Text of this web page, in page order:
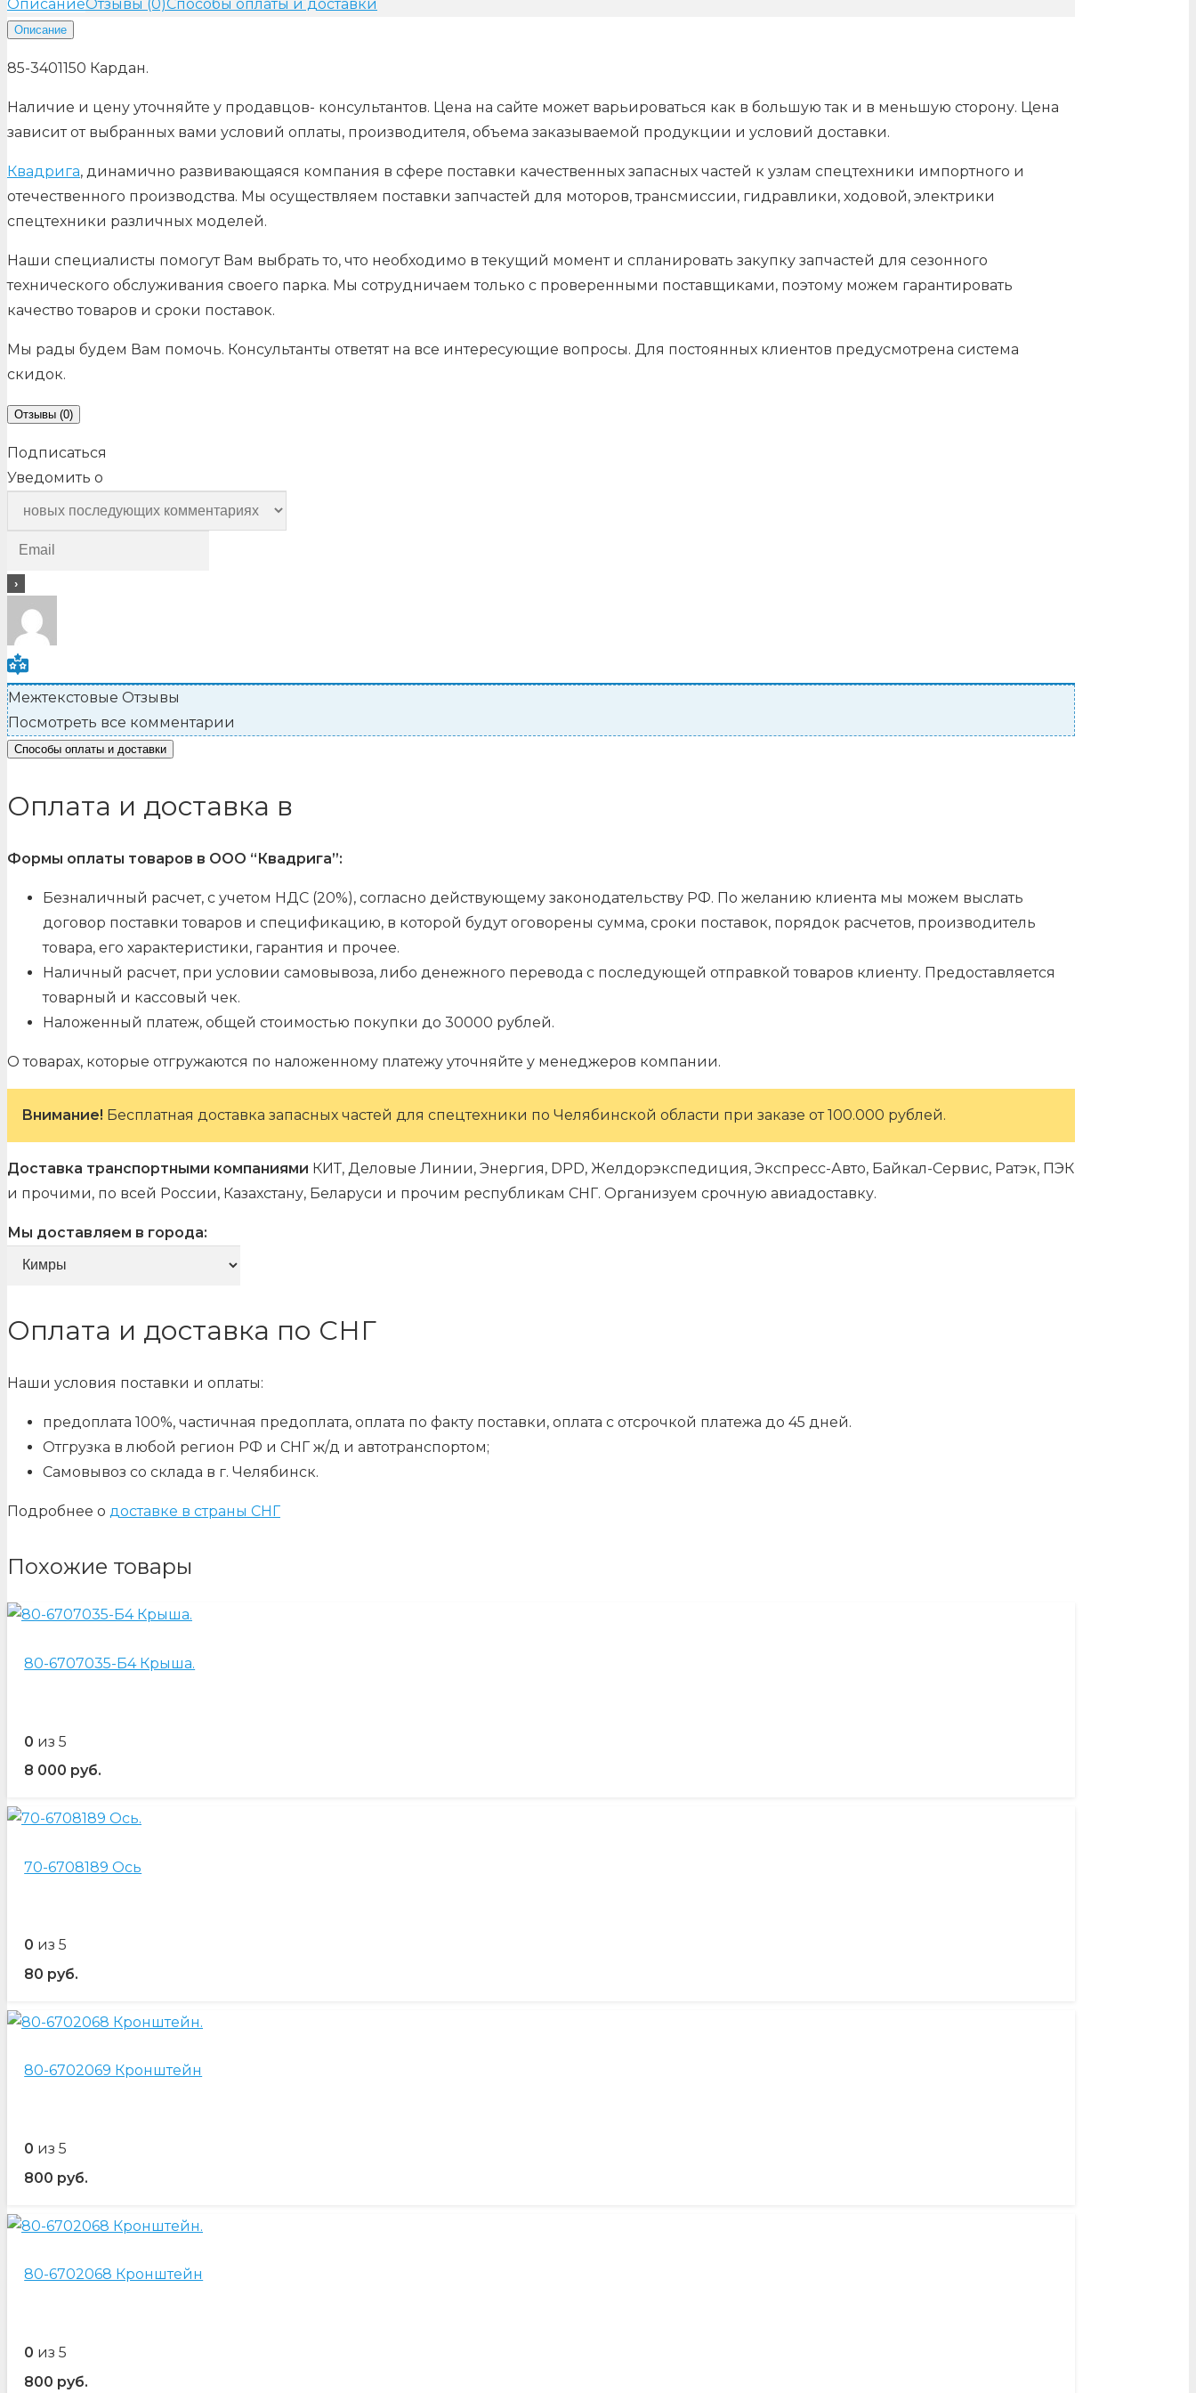
ОписаниеОтзывы (0)Способы оплаты и доставки
Описание
85-3401150 Кардан.
Наличие и цену уточняйте у продавцов- консультантов. Цена на сайте может варьироваться как в большую так и в меньшую сторону. Цена
зависит от выбранных вами условий оплаты, производителя, объема заказываемой продукции и условий доставки.
Квадрига, динамично развивающаяся компания в сфере поставки качественных запасных частей к узлам спецтехники импортного и
отечественного производства. Мы осуществляем поставки запчастей для моторов, трансмиссии, гидравлики, ходовой, электрики
спецтехники различных моделей.
Наши специалисты помогут Вам выбрать то, что необходимо в текущий момент и спланировать закупку запчастей для сезонного
технического обслуживания своего парка. Мы сотрудничаем только с проверенными поставщиками, поэтому можем гарантировать
качество товаров и сроки поставок.
Мы рады будем Вам помочь. Консультанты ответят на все интересующие вопросы. Для постоянных клиентов предусмотрена система
скидок.
Отзывы (0)
Подписаться
Уведомить о
Межтекстовые Отзывы
Посмотреть все комментарии
Способы оплаты и доставки
Оплата и доставка в
Формы оплаты товаров в ООО “Квадрига”:
Безналичный расчет, с учетом НДС (20%), согласно действующему законодательству РФ. По желанию клиента мы можем выслать
договор поставки товаров и спецификацию, в которой будут оговорены сумма, сроки поставок, порядок расчетов, производитель
товара, его характеристики, гарантия и прочее.
Наличный расчет, при условии самовывоза, либо денежного перевода с последующей отправкой товаров клиенту. Предоставляется
товарный и кассовый чек.
Наложенный платеж, общей стоимостью покупки до 30000 рублей.
О товарах, которые отгружаются по наложенному платежу уточняйте у менеджеров компании.
Внимание! Бесплатная доставка запасных частей для спецтехники по Челябинской области при заказе от 100.000 рублей.
Доставка транспортными компаниями КИТ, Деловые Линии, Энергия, DPD, Желдорэкспедиция, Экспресс-Авто, Байкал-Сервис, Ратэк, ПЭК
и прочими, по всей России, Казахстану, Беларуси и прочим республикам СНГ. Организуем срочную авиадоставку.
Мы доставляем в города:
Оплата и доставка по СНГ
Наши условия поставки и оплаты:
предоплата 100%, частичная предоплата, оплата по факту поставки, оплата с отсрочкой платежа до 45 дней.
Отгрузка в любой регион РФ и СНГ ж/д и автотранспортом;
Самовывоз со склада в г. Челябинск.
Подробнее о доставке в страны СНГ
Похожие товары
80-6707035-Б4 Крыша.
0 из 5
8 000 руб.
70-6708189 Ось
0 из 5
80 руб.
80-6702069 Кронштейн
0 из 5
800 руб.
80-6702068 Кронштейн
0 из 5
800 руб.